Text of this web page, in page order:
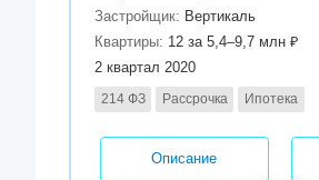
Застройщик: Вертикаль
Квартиры: 12 за 5,4–9,7 млн ₽
2 квартал 2020
214 ФЗ
Рассрочка Ипотека
Описание